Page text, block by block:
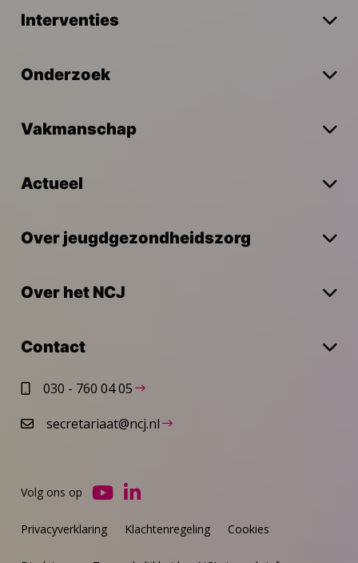
Interventies
Onderzoek
Vakmanschap
Actueel
Over jeugdgezondheidszorg
Over het NCJ
Contact
030 - 760 04 05
secretariaat@ncj.nl
Privacyverklaring Klachtenregeling Cookies
Volg ons op
Ga
YouTube
Ga
LinkedIn